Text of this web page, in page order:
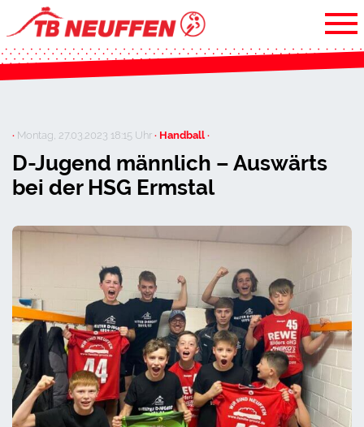
· Montag, 27.03.2023 18:15 Uhr· Handball ·
D-Jugend männlich – Auswärts
bei der HSG Ermstal